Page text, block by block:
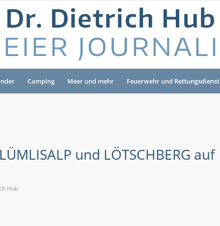
Camping Meer und mehr Feuerwehr und Rettungsdienst
und LÖTSCHBERG auf
Hub